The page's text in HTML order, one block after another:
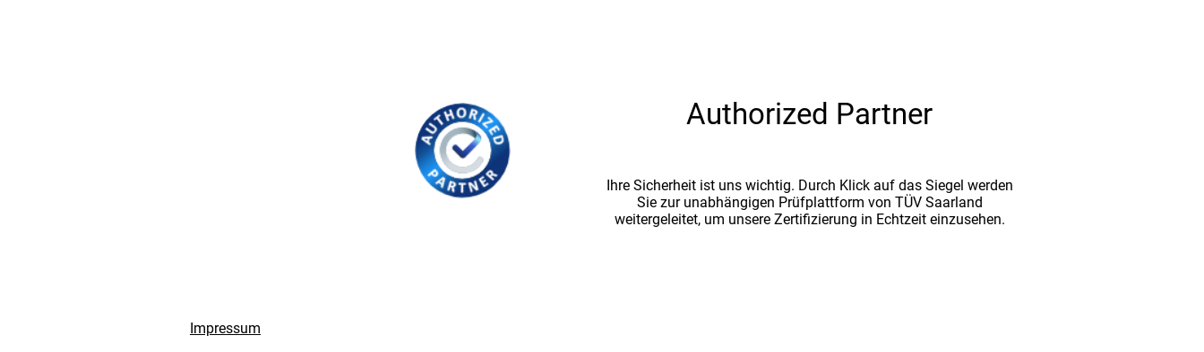
Authorized Partner
Ihre Sicherheit ist uns wichtig. Durch Klick auf das Siegel werden
Sie zur unabhängigen Prüfplattform von TÜV Saarland
weitergeleitet, um unsere Zertifizierung in Echtzeit einzusehen.
Impressum